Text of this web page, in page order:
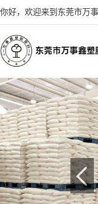
你好，欢迎来到东莞市万